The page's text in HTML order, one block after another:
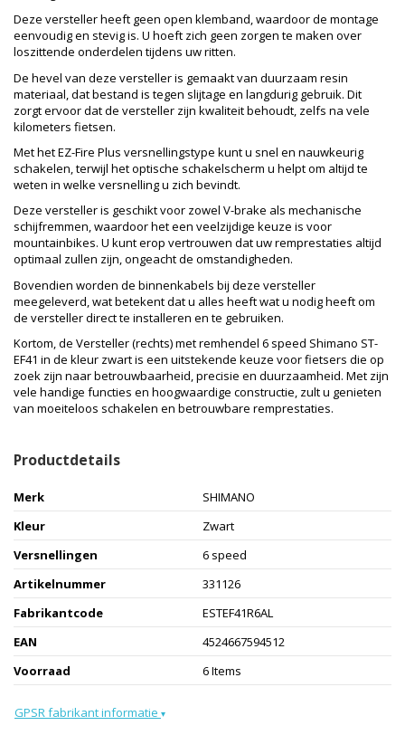
Deze versteller heeft geen open klemband, waardoor de montage
eenvoudig en stevig is. U hoeft zich geen zorgen te maken over
loszittende onderdelen tijdens uw ritten.
De hevel van deze versteller is gemaakt van duurzaam resin
materiaal, dat bestand is tegen slijtage en langdurig gebruik. Dit
zorgt ervoor dat de versteller zijn kwaliteit behoudt, zelfs na vele
kilometers fietsen.
Met het EZ-Fire Plus versnellingstype kunt u snel en nauwkeurig
schakelen, terwijl het optische schakelscherm u helpt om altijd te
weten in welke versnelling u zich bevindt.
Deze versteller is geschikt voor zowel V-brake als mechanische
schijfremmen, waardoor het een veelzijdige keuze is voor
mountainbikes. U kunt erop vertrouwen dat uw remprestaties altijd
optimaal zullen zijn, ongeacht de omstandigheden.
Bovendien worden de binnenkabels bij deze versteller
meegeleverd, wat betekent dat u alles heeft wat u nodig heeft om
de versteller direct te installeren en te gebruiken.
Kortom, de Versteller (rechts) met remhendel 6 speed Shimano ST-
EF41 in de kleur zwart is een uitstekende keuze voor fietsers die op
zoek zijn naar betrouwbaarheid, precisie en duurzaamheid. Met zijn
vele handige functies en hoogwaardige constructie, zult u genieten
van moeiteloos schakelen en betrouwbare remprestaties.
Productdetails
Merk
SHIMANO
Kleur
Zwart
Versnellingen
6 speed
Artikelnummer
331126
Fabrikantcode
ESTEF41R6AL
EAN
4524667594512
Voorraad
6 Items
GPSR fabrikant informatie ▾